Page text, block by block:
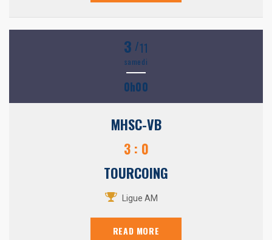
3 /11
samedi
0h00
MHSC-VB
3 : 0
TOURCOING
Ligue AM
READ MORE